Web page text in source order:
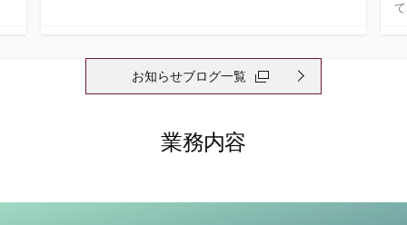
お知らせブログ一覧
業務内容